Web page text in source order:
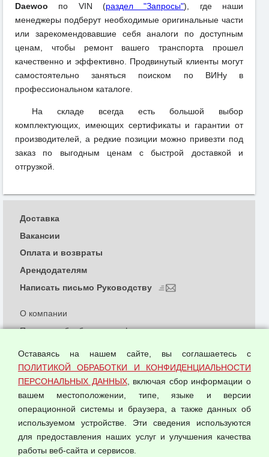
Daewoo по VIN (раздел "Запросы"), где наши
менеджеры подберут необходимые оригинальные части
или зарекомендовавшие себя аналоги по доступным
ценам, чтобы ремонт вашего транспорта прошел
качественно и эффективно. Продвинутый клиенты могут
самостоятельно заняться поиском по ВИНу в
профессиональном каталоге.
На складе всегда есть большой выбор
комплектующих, имеющих сертификаты и гарантии от
производителей, а редкие позиции можно привезти под
заказ по выгодным ценам с быстрой доставкой и
отгрузкой.
© 2026 ООО "Феникс"
О компании
Политика обработки и конфиденциальности
Согласием на обработку персональных данных
Оферта оптовой купли-продажи
Публичная оферта
Доставка
Вакансии
Оплата и возвраты
Арендодателям
Написать письмо Руководству
Оставаясь на нашем сайте, вы соглашаетесь с
ПОЛИТИКОЙ ОБРАБОТКИ И КОНФИДЕНЦИАЛЬНОСТИ
ПЕРСОНАЛЬНЫХ ДАННЫХ, включая сбор информации о
вашем местоположении, типе, языке и версии
операционной системы и браузера, а также данных об
используемом устройстве. Эти сведения используются
для предоставления наших услуг и улучшения качества
работы веб-сайта и сервисов.